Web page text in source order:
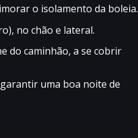
o isolamento da boleia.
no chão e lateral.
do caminhão, a se cobrir
uma boa noite de